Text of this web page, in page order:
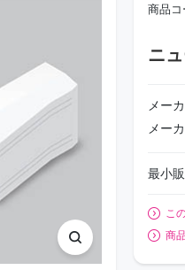
商品コ
ニ
メー
メー
最小
こ
商